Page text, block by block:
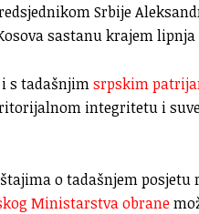
Srbije
sastanu krajem
i s tadašnjimsrpskim
integritetu i
o tadašnjem
Ministarstva obrane